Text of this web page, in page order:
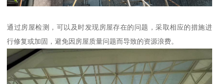
通过房屋检测，可以及时发现房屋存在的问题，采取相应的措施进
行修复或加固，避免因房屋质量问题而导致的资源浪费。